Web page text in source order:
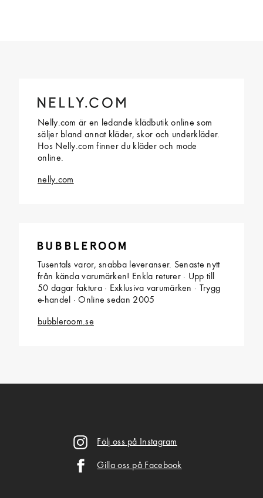
Nelly.com är en ledande klädbutik online som
säljer bland annat kläder, skor och underkläder.
Hos Nelly.com finner du kläder och mode
online.
nelly.com
Tusentals varor, snabba leveranser. Senaste nytt
från kända varumärken! Enkla returer · Upp till
50 dagar faktura · Exklusiva varumärken · Trygg
e-handel · Online sedan 2005
bubbleroom.se
Följ oss på Instagram
Gilla oss på Facebook